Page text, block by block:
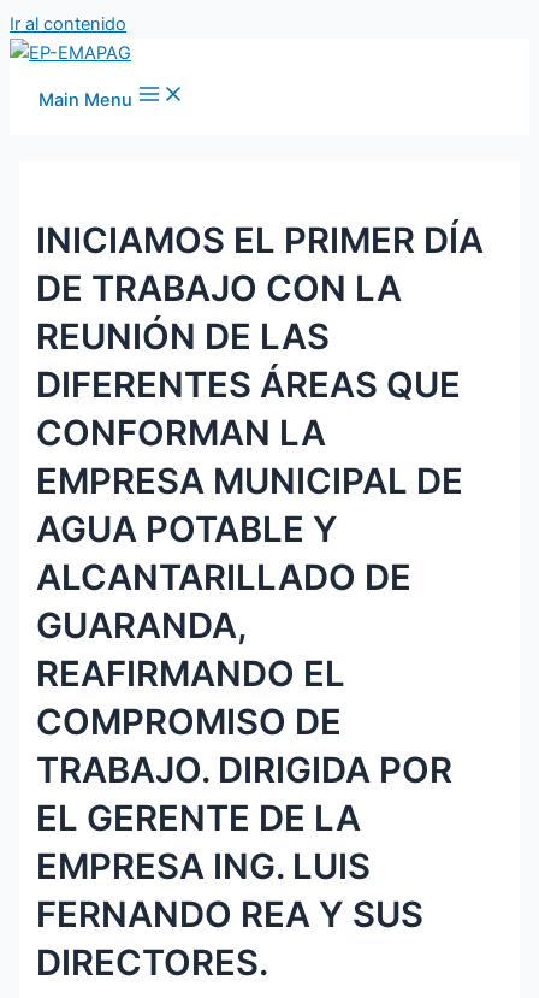
Ir al contenido
Main Menu
INICIAMOS EL PRIMER DÍA
DE TRABAJO CON LA
REUNIÓN DE LAS
DIFERENTES ÁREAS QUE
CONFORMAN LA
EMPRESA MUNICIPAL DE
AGUA POTABLE Y
ALCANTARILLADO DE
GUARANDA,
REAFIRMANDO EL
COMPROMISO DE
TRABAJO. DIRIGIDA POR
EL GERENTE DE LA
EMPRESA ING. LUIS
FERNANDO REA Y SUS
DIRECTORES.